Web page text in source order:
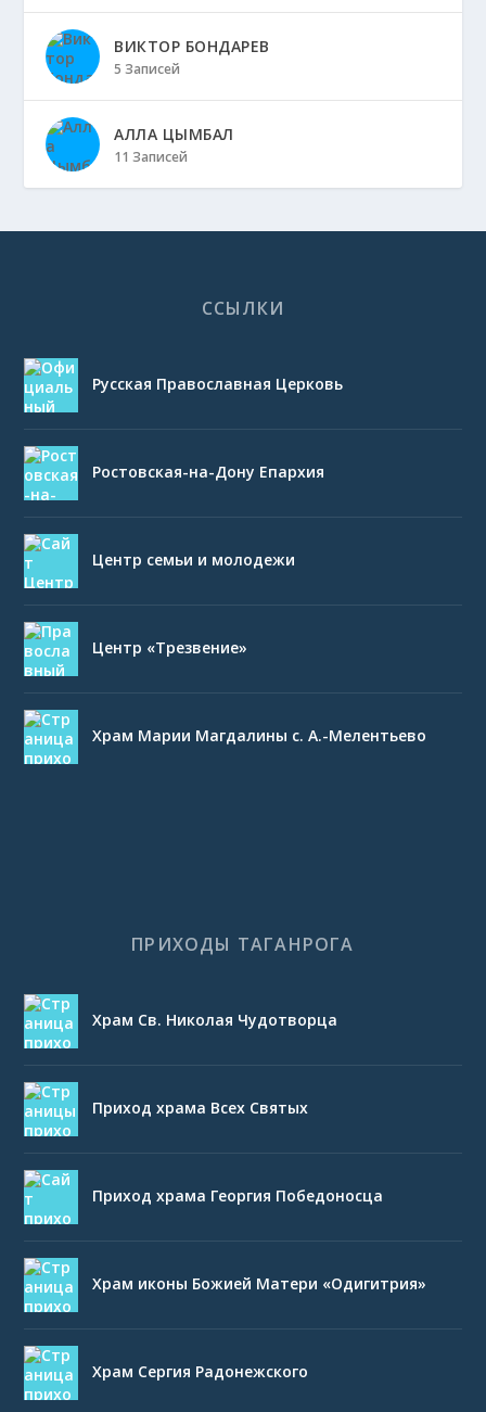
ВИКТОР БОНДАРЕВ
5 Записей
АЛЛА ЦЫМБАЛ
11 Записей
ССЫЛКИ
Русская Православная Церковь
Ростовская-на-Дону Епархия
Центр семьи и молодежи
Центр «Трезвение»
Храм Марии Магдалины с. А.-Мелентьево
ПРИХОДЫ ТАГАНРОГА
Храм Св. Николая Чудотворца
Приход храма Всех Святых
Приход храма Георгия Победоносца
Храм иконы Божией Матери «Одигитрия»
Храм Сергия Радонежского